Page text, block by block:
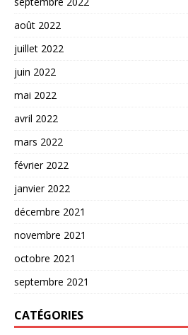
août 2022
juillet 2022
juin 2022
mai 2022
avril 2022
mars 2022
février 2022
janvier 2022
décembre 2021
novembre 2021
octobre 2021
septembre 2021
CATÉGORIES